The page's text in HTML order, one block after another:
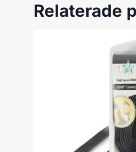
Relaterade